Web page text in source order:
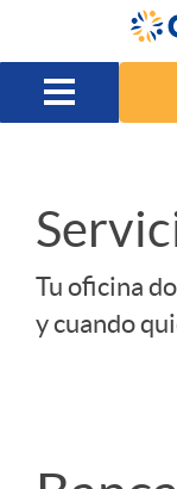
Saltar al contenido
n
Tu oficina
y cuando